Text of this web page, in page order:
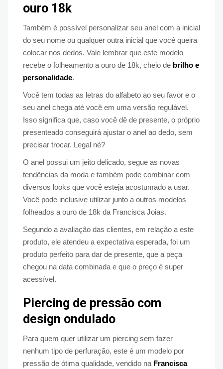
ouro 18k
Também é possível personalizar seu anel com a inicial
do seu nome ou qualquer outra inicial que você queira
colocar nos dedos. Vale lembrar que este modelo
recebe o folheamento a ouro de 18k, cheio de brilho e
personalidade.
Você tem todas as letras do alfabeto ao seu favor e o
seu anel chega até você em uma versão regulável.
Isso significa que, caso você dê de presente, o próprio
presenteado conseguirá ajustar o anel ao dedo, sem
precisar trocar. Legal né?
O anel possui um jeito delicado, segue as novas
tendências da moda e também pode combinar com
diversos looks que você esteja acostumado a usar.
Você pode inclusive utilizar junto a outros modelos
folheados a ouro de 18k da Francisca Joias.
Segundo a avaliação das clientes, em relação a este
produto, ele atendeu a expectativa esperada, foi um
produto perfeito para dar de presente, que a peça
chegou na data combinada e que o preço é super
acessível.
Piercing de pressão com
design ondulado
Para quem quer utilizar um piercing sem fazer
nenhum tipo de perfuração, este é um modelo por
pressão de ótima qualidade, vendido na Francisca